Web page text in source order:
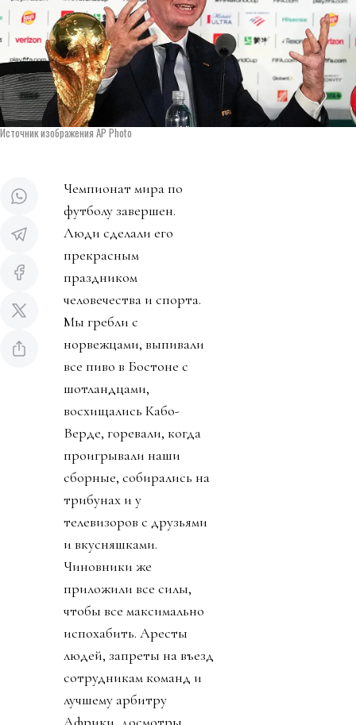
Источник изображения AP Photo
Чемпионат мира по
футболу завершен.
Люди сделали его
прекрасным
праздником
человечества и спорта.
Мы гребли с
норвежцами, выпивали
все пиво в Бостоне с
шотландцами,
восхищались Кабо-
Верде, горевали, когда
проигрывали наши
сборные, собирались на
трибунах и у
телевизоров с друзьями
и вкусняшками.
Чиновники же
приложили все силы,
чтобы все максимально
испохабить. Аресты
людей, запреты на въезд
сотрудникам команд и
лучшему арбитру